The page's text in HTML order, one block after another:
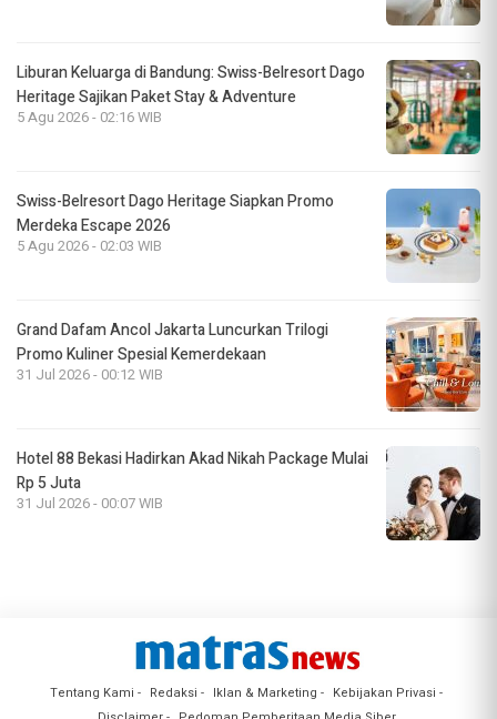
Liburan Keluarga di Bandung: Swiss-Belresort Dago
Heritage Sajikan Paket Stay & Adventure
5 Agu 2026 - 02:16 WIB
Swiss-Belresort Dago Heritage Siapkan Promo
Merdeka Escape 2026
5 Agu 2026 - 02:03 WIB
Grand Dafam Ancol Jakarta Luncurkan Trilogi
Promo Kuliner Spesial Kemerdekaan
31 Jul 2026 - 00:12 WIB
Hotel 88 Bekasi Hadirkan Akad Nikah Package Mulai
Rp 5 Juta
31 Jul 2026 - 00:07 WIB
Tentang Kami Redaksi Iklan & Marketing
Kebijakan Privasi